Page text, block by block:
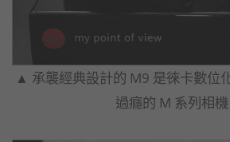
▲ 承襲經典設計的 M9 是徠卡數位
過癮的 M 系列相機